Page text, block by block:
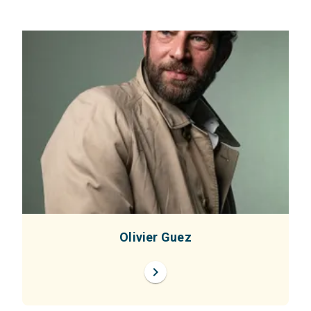
Olivier Guez
chevron_right